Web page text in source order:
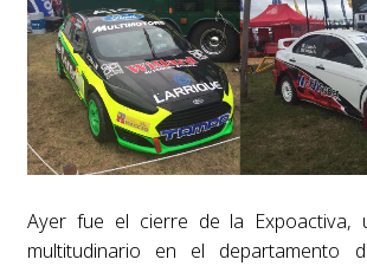
Ayer fue el cierre de la Expoactiva,
multitudinario en el departamento